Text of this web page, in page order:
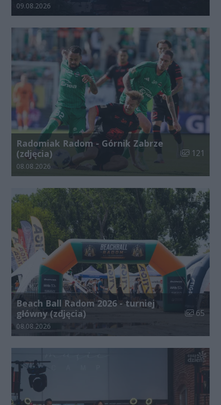
Data dodania galerii:
09.08.2026
Radomiak Radom - Górnik Zabrze
(zdjęcia)
Liczba
121
Data dodania galerii:
08.08.2026
Beach Ball Radom 2026 - turniej
główny (zdjęcia)
Liczba
65
Data dodania galerii:
08.08.2026